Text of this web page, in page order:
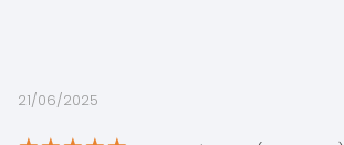
21/06/2025